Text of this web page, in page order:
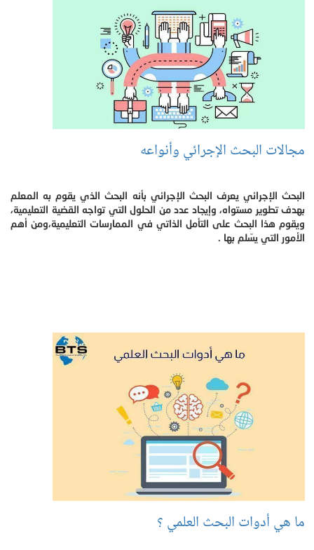
مجالات البحث الإجرائي وأنواعه
البحث الإجرائي يعرف البحث الإجرائي بأنه البحث الذي يقوم به المعلم
بهدف تطوير مستواه، وإيجاد عدد من الحلول التي تواجه القضية التعليمية،
ويقوم هذا البحث على التأمل الذاتي في الممارسات التعليمية،ومن أهم
الأمور التي يسّلم بها .
ما هي أدوات البحث العلمي ؟